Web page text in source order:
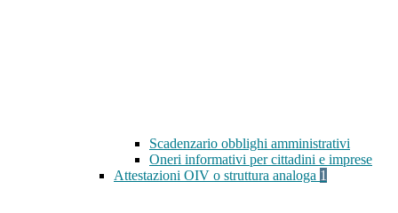
Scadenzario obblighi amministrativi
Oneri informativi per cittadini e imprese
Attestazioni OIV o struttura analoga 1